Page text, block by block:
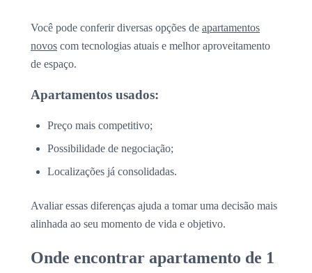
Você pode conferir diversas opções de apartamentos
novos com tecnologias atuais e melhor aproveitamento
de espaço.
Apartamentos usados:
Preço mais competitivo;
Possibilidade de negociação;
Localizações já consolidadas.
Avaliar essas diferenças ajuda a tomar uma decisão mais
alinhada ao seu momento de vida e objetivo.
Onde encontrar apartamento de 1